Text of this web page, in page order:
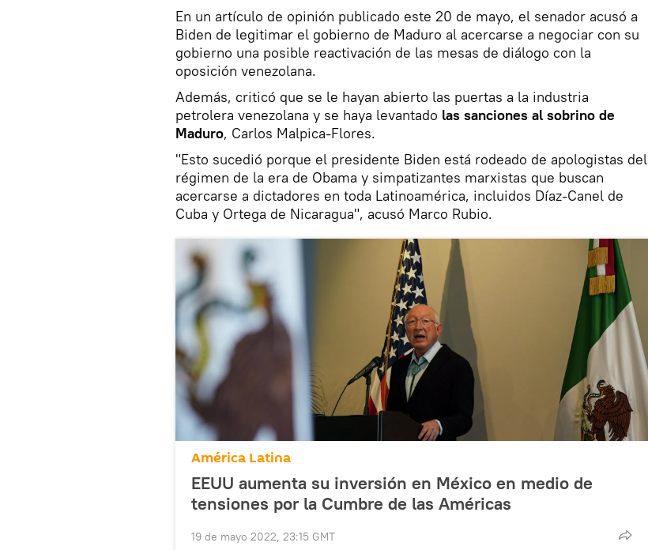
En un artículo de opinión publicado este 20 de mayo, el senador acusó a
Biden de legitimar el gobierno de Maduro al acercarse a negociar con su
gobierno una posible reactivación de las mesas de diálogo con la
oposición venezolana.
Además, criticó que se le hayan abierto las puertas a la industria
petrolera venezolana y se haya levantado las sanciones al sobrino de
Maduro, Carlos Malpica-Flores.
"Esto sucedió porque el presidente Biden está rodeado de apologistas del
régimen de la era de Obama y simpatizantes marxistas que buscan
acercarse a dictadores en toda Latinoamérica, incluidos Díaz-Canel de
Cuba y Ortega de Nicaragua", acusó Marco Rubio.
América Latina
EEUU aumenta su inversión en México en medio de
tensiones por la Cumbre de las Américas
19 de mayo 2022, 23:15 GMT